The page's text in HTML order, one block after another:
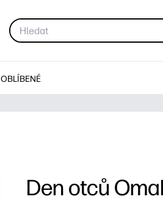
OBLÍBENÉ
Den otců